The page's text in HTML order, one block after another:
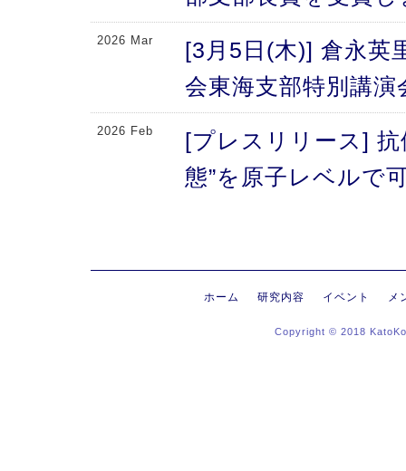
2026 Mar
[3月5日(木)] 倉永英
会東海支部特別講
2026 Feb
[プレスリリース]
態”を原子レベルで
[プレスリリース]
にする抗体のFc領
る高次構造評価の
ホーム 研究内容 イベント メ
Copyright © 2018